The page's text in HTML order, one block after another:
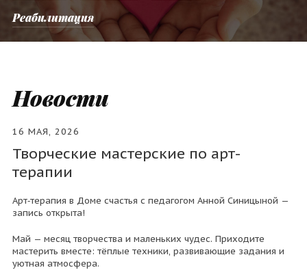
Реабилитация
Новости
16 МАЯ, 2026
Творческие мастерские по арт-
терапии
Арт‑терапия в Доме счастья с педагогом Анной Синицыной —
запись открыта!
Май — месяц творчества и маленьких чудес. Приходите
мастерить вместе: тёплые техники, развивающие задания и
уютная атмосфера.